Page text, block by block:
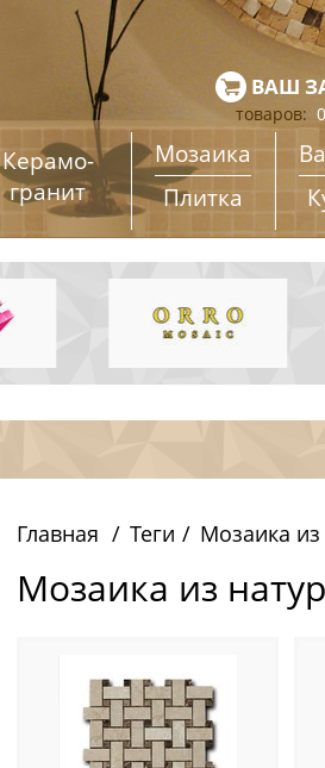
ВАШ
товаров: 0
Керамо­
гранит
Мозаика
Плитка
Главная Теги Мозаика
Мозаика из